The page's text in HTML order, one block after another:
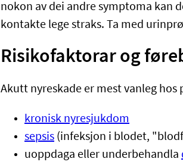
nokon av dei andre symptoma kan
kontakte lege straks. Ta med
Risikofaktorar og
Akutt nyreskade er mest vanleg
kronisk nyresjukdom
sepsis (infeksjon i blodet,
uoppdaga eller underbehandla